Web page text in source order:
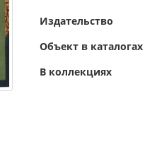
Издательство
Объект в каталогах
В коллекциях